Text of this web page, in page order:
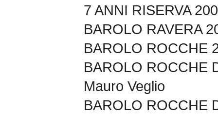
7 ANNI RISERVA
BAROLO RAVERA
BAROLO ROCCHE
BAROLO ROCCHE
Mauro Veglio
BAROLO ROCCHE